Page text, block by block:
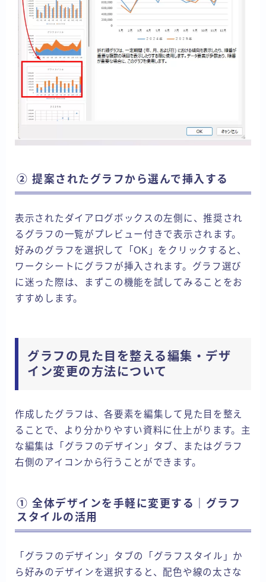
② 提案されたグラフから選んで挿入する
表示されたダイアログボックスの左側に、推奨され
るグラフの一覧がプレビュー付きで表示されます。
好みのグラフを選択して「OK」をクリックすると、
ワークシートにグラフが挿入されます。グラフ選び
に迷った際は、まずこの機能を試してみることをお
すすめします。
グラフの見た目を整える編集・デザ
イン変更の方法について
作成したグラフは、各要素を編集して見た目を整え
ることで、より分かりやすい資料に仕上がります。主
な編集は「グラフのデザイン」タブ、またはグラフ
右側のアイコンから行うことができます。
① 全体デザインを手軽に変更する｜グラフ
スタイルの活用
「グラフのデザイン」タブの「グラフスタイル」か
ら好みのデザインを選択すると、配色や線の太さな